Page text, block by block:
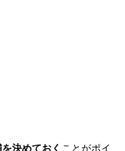
決めておく ことがポイ